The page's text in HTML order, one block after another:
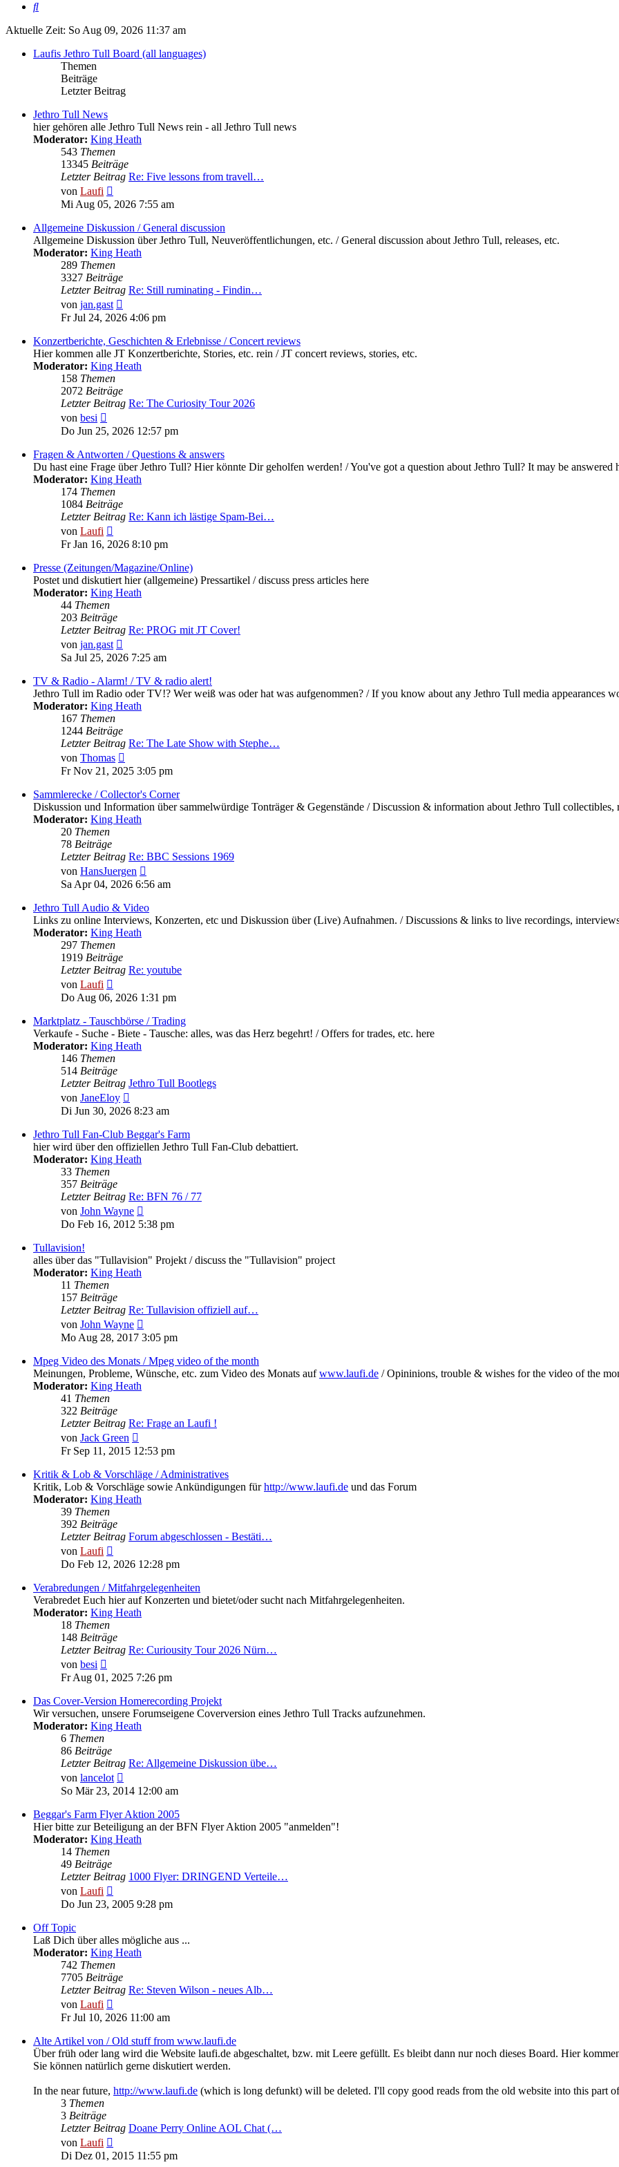
Suche
Aktuelle Zeit: So Aug 09, 2026 11:37 am
Laufis Jethro Tull Board (all languages)
Themen
Beiträge
Letzter Beitrag
Jethro Tull News
hier gehören alle Jethro Tull News rein - all Jethro Tull news
Moderator: King Heath
543 Themen
13345 Beiträge
Letzter Beitrag Re: Five lessons from travell…
von Laufi
Beitrag
Mi Aug 05, 2026 7:55 am
Allgemeine Diskussion / General discussion
Allgemeine Diskussion über Jethro Tull, Neuveröffentlichungen, etc. / General discussion about Jethro Tull, releases, etc.
Moderator: King Heath
289 Themen
3327 Beiträge
Letzter Beitrag Re: Still ruminating - Findin…
von jan.gast
Beitrag
Fr Jul 24, 2026 4:06 pm
Konzertberichte, Geschichten & Erlebnisse / Concert reviews
Hier kommen alle JT Konzertberichte, Stories, etc. rein / JT concert reviews, stories, etc.
Moderator: King Heath
158 Themen
2072 Beiträge
Letzter Beitrag Re: The Curiosity Tour 2026
von besi
Beitrag
Do Jun 25, 2026 12:57 pm
Fragen & Antworten / Questions & answers
Du hast eine Frage über Jethro Tull? Hier könnte Dir geholfen werden! / You've got a question about Jethro Tull? It may be answered
Moderator: King Heath
174 Themen
1084 Beiträge
Letzter Beitrag Re: Kann ich lästige Spam-Bei…
von Laufi
Beitrag
Fr Jan 16, 2026 8:10 pm
Presse (Zeitungen/Magazine/Online)
Postet und diskutiert hier (allgemeine) Pressartikel / discuss press articles here
Moderator: King Heath
44 Themen
203 Beiträge
Letzter Beitrag Re: PROG mit JT Cover!
von jan.gast
Beitrag
Sa Jul 25, 2026 7:25 am
TV & Radio - Alarm! / TV & radio alert!
Jethro Tull im Radio oder TV!? Wer weiß was oder hat was aufgenommen? / If you know about any Jethro Tull media appearances
Moderator: King Heath
167 Themen
1244 Beiträge
Letzter Beitrag Re: The Late Show with Stephe…
von Thomas
Beitrag
Fr Nov 21, 2025 3:05 pm
Sammlerecke / Collector's Corner
Diskussion und Information über sammelwürdige Tonträger & Gegenstände / Discussion & information about Jethro Tull collectibles,
Moderator: King Heath
20 Themen
78 Beiträge
Letzter Beitrag Re: BBC Sessions 1969
von HansJuergen
Beitrag
Sa Apr 04, 2026 6:56 am
Jethro Tull Audio & Video
Links zu online Interviews, Konzerten, etc und Diskussion über (Live) Aufnahmen. / Discussions & links to live recordings,
Moderator: King Heath
297 Themen
1919 Beiträge
Letzter Beitrag Re: youtube
von Laufi
Beitrag
Do Aug 06, 2026 1:31 pm
Marktplatz - Tauschbörse / Trading
Verkaufe - Suche - Biete - Tausche: alles, was das Herz begehrt! / Offers for trades, etc. here
Moderator: King Heath
146 Themen
514 Beiträge
Letzter Beitrag Jethro Tull Bootlegs
von JaneEloy
Beitrag
Di Jun 30, 2026 8:23 am
Jethro Tull Fan-Club Beggar's Farm
hier wird über den offiziellen Jethro Tull Fan-Club debattiert.
Moderator: King Heath
33 Themen
357 Beiträge
Letzter Beitrag Re: BFN 76 / 77
von John Wayne
Beitrag
Do Feb 16, 2012 5:38 pm
Tullavision!
alles über das "Tullavision" Projekt / discuss the "Tullavision" project
Moderator: King Heath
11 Themen
157 Beiträge
Letzter Beitrag Re: Tullavision offiziell auf…
von John Wayne
Beitrag
Mo Aug 28, 2017 3:05 pm
Mpeg Video des Monats / Mpeg video of the month
Meinungen, Probleme, Wünsche, etc. zum Video des Monats aufwww.laufi.de / Opininions, trouble & wishes for the video of the
Moderator: King Heath
41 Themen
322 Beiträge
Letzter Beitrag Re: Frage an Laufi !
von Jack Green
Beitrag
Fr Sep 11, 2015 12:53 pm
Kritik & Lob & Vorschläge / Administratives
Kritik, Lob & Vorschläge sowie Ankündigungen fürhttp://www.laufi.de und das Forum
Moderator: King Heath
39 Themen
392 Beiträge
Letzter Beitrag Forum abgeschlossen - Bestäti…
von Laufi
Beitrag
Do Feb 12, 2026 12:28 pm
Verabredungen / Mitfahrgelegenheiten
Verabredet Euch hier auf Konzerten und bietet/oder sucht nach Mitfahrgelegenheiten.
Moderator: King Heath
18 Themen
148 Beiträge
Letzter Beitrag Re: Curiousity Tour 2026 Nürn…
von besi
Beitrag
Fr Aug 01, 2025 7:26 pm
Das Cover-Version Homerecording Projekt
Wir versuchen, unsere Forumseigene Coverversion eines Jethro Tull Tracks aufzunehmen.
Moderator: King Heath
6 Themen
86 Beiträge
Letzter Beitrag Re: Allgemeine Diskussion übe…
von lancelot
Beitrag
So Mär 23, 2014 12:00 am
Beggar's Farm Flyer Aktion 2005
Hier bitte zur Beteiligung an der BFN Flyer Aktion 2005 "anmelden"!
Moderator: King Heath
14 Themen
49 Beiträge
Letzter Beitrag 1000 Flyer: DRINGEND Verteile…
von Laufi
Beitrag
Do Jun 23, 2005 9:28 pm
Off Topic
Laß Dich über alles mögliche aus ...
Moderator: King Heath
742 Themen
7705 Beiträge
Letzter Beitrag Re: Steven Wilson - neues Alb…
von Laufi
Beitrag
Fr Jul 10, 2026 11:00 am
Alte Artikel von / Old stuff from www.laufi.de
Über früh oder lang wird die Website laufi.de abgeschaltet, bzw. mit Leere gefüllt. Es bleibt dann nur noch dieses Board. Hier
Sie können natürlich gerne diskutiert werden.
In the near future, http://www.laufi.de (which is long defunkt) will be deleted. I'll copy good reads from the old website into this part
3 Themen
3 Beiträge
Letzter Beitrag Doane Perry Online AOL Chat (…
von Laufi
Beitrag
Di Dez 01, 2015 11:55 pm